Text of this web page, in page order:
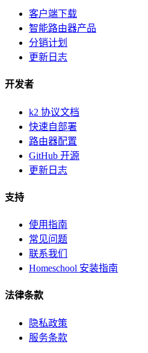
客户端下载
智能路由器产品
分销计划
更新日志
开发者
k2 协议文档
快速自部署
路由器配置
GitHub 开源
更新日志
支持
使用指南
常见问题
联系我们
Homeschool 安装指南
法律条款
隐私政策
服务条款